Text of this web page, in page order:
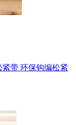
带 环保钩编松紧